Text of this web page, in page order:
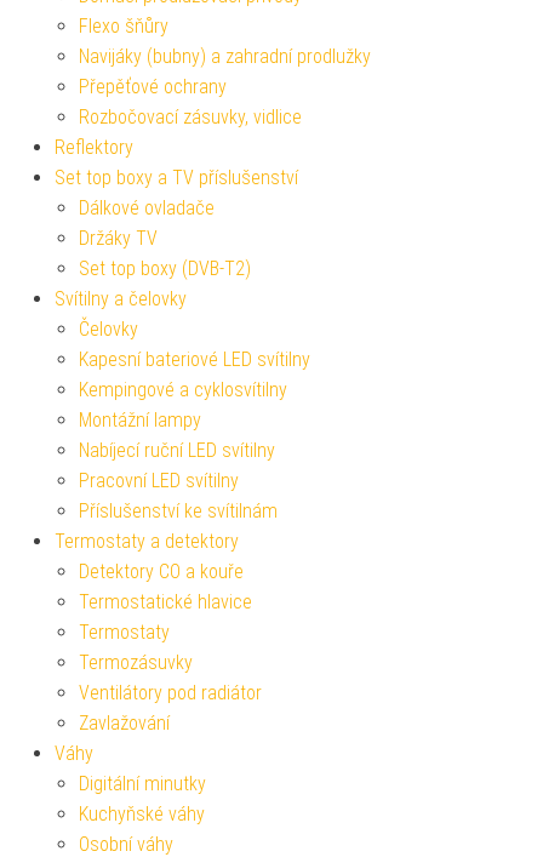
Flexo šňůry
Navijáky (bubny) a zahradní prodlužky
Přepěťové ochrany
Rozbočovací zásuvky, vidlice
Reflektory
Set top boxy a TV příslušenství
Dálkové ovladače
Držáky TV
Set top boxy (DVB-T2)
Svítilny a čelovky
Čelovky
Kapesní bateriové LED svítilny
Kempingové a cyklosvítilny
Montážní lampy
Nabíjecí ruční LED svítilny
Pracovní LED svítilny
Příslušenství ke svítilnám
Termostaty a detektory
Detektory CO a kouře
Termostatické hlavice
Termostaty
Termozásuvky
Ventilátory pod radiátor
Zavlažování
Váhy
Digitální minutky
Kuchyňské váhy
Osobní váhy